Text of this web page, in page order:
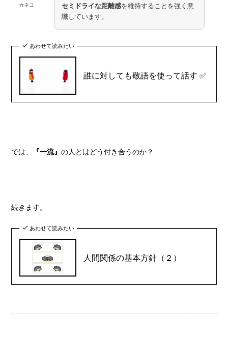
カネコ
セミドライな距離感を維持することを強く意
識しています。
あわせて読みたい
誰に対しても敬語を使って話す ✅
では、 『一流』の人とはどう付き合うのか？
続きます。
あわせて読みたい
人間関係の基本方針（２）